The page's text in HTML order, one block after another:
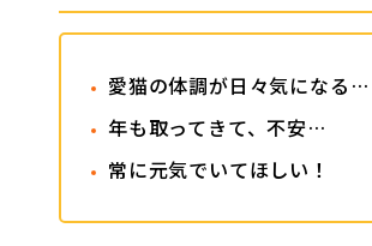
愛猫の体調が日々気になる…
年も取ってきて、不安…
常に元気でいてほしい！